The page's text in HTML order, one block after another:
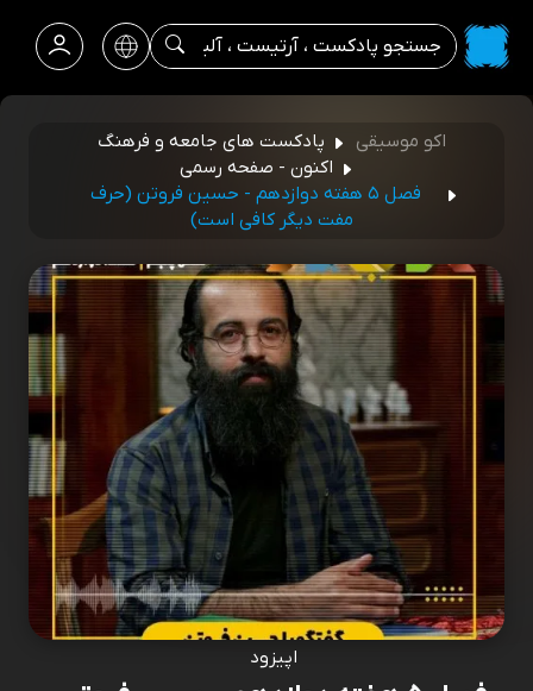
اکو موسیقی
پادکست های جامعه و فرهنگ
اکنون - صفحه رسمی
فصل ۵ هفته دوازدهم - حسین فروتن (حرف
مفت دیگر کافی است)
اپیزود